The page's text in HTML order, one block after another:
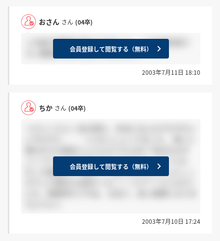
おさん さん (04卒)
この前2次面接を受けてきました。この先後何回ぐ
らい面接があるか分かりませんか？
会員登録して閲覧する（無料）
2003年7月11日 18:10
ちか さん (04卒)
ごくフランクにお話させていただいて、というか、
むしろ談笑という感じで、後で考えるともっとしっ
会員登録して閲覧する（無料）
2003年7月10日 17:24